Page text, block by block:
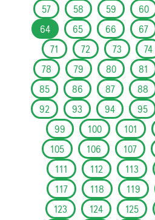
57
58 59 60
64
65 66 67
71
72 73 74
78
79 80 81
85
86 87 88
92
93 94 95
99
100 101
105
106 107
111
112 113
117
118 119
123
124 125